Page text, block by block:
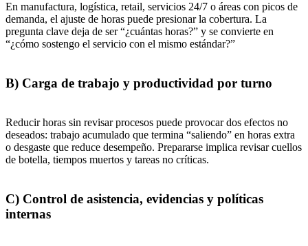
En manufactura, logística, retail, servicios 24/7 o áreas con picos de
demanda, el ajuste de horas puede presionar la cobertura. La
pregunta clave deja de ser “¿cuántas horas?” y se convierte en
“¿cómo sostengo el servicio con el mismo estándar?”
B) Carga de trabajo y productividad por turno
Reducir horas sin revisar procesos puede provocar dos efectos no
deseados: trabajo acumulado que termina “saliendo” en horas extra
o desgaste que reduce desempeño. Prepararse implica revisar cuellos
de botella, tiempos muertos y tareas no críticas.
C) Control de asistencia, evidencias y políticas
internas